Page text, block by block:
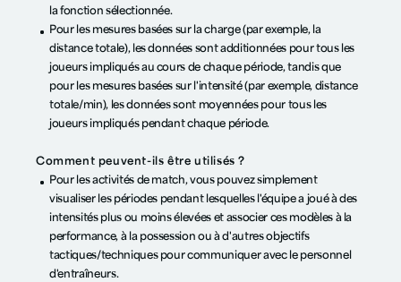
la fonction sélectionnée.
Pour les mesures basées sur la charge (par exemple, la
distance totale), les données sont additionnées pour tous les
joueurs impliqués au cours de chaque période, tandis que
pour les mesures basées sur l'intensité (par exemple, distance
totale/min), les données sont moyennées pour tous les
joueurs impliqués pendant chaque période.
Comment peuvent-ils être utilisés ?
Pour les activités de match, vous pouvez simplement
visualiser les périodes pendant lesquelles l'équipe a joué à des
intensités plus ou moins élevées et associer ces modèles à la
performance, à la possession ou à d'autres objectifs
tactiques/techniques pour communiquer avec le personnel
d'entraîneurs.